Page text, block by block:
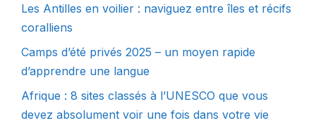
Les Antilles en voilier : naviguez entre îles et récifs
coralliens
Camps d’été privés 2025 – un moyen rapide
d’apprendre une langue
Afrique : 8 sites classés à l’UNESCO que vous
devez absolument voir une fois dans votre vie